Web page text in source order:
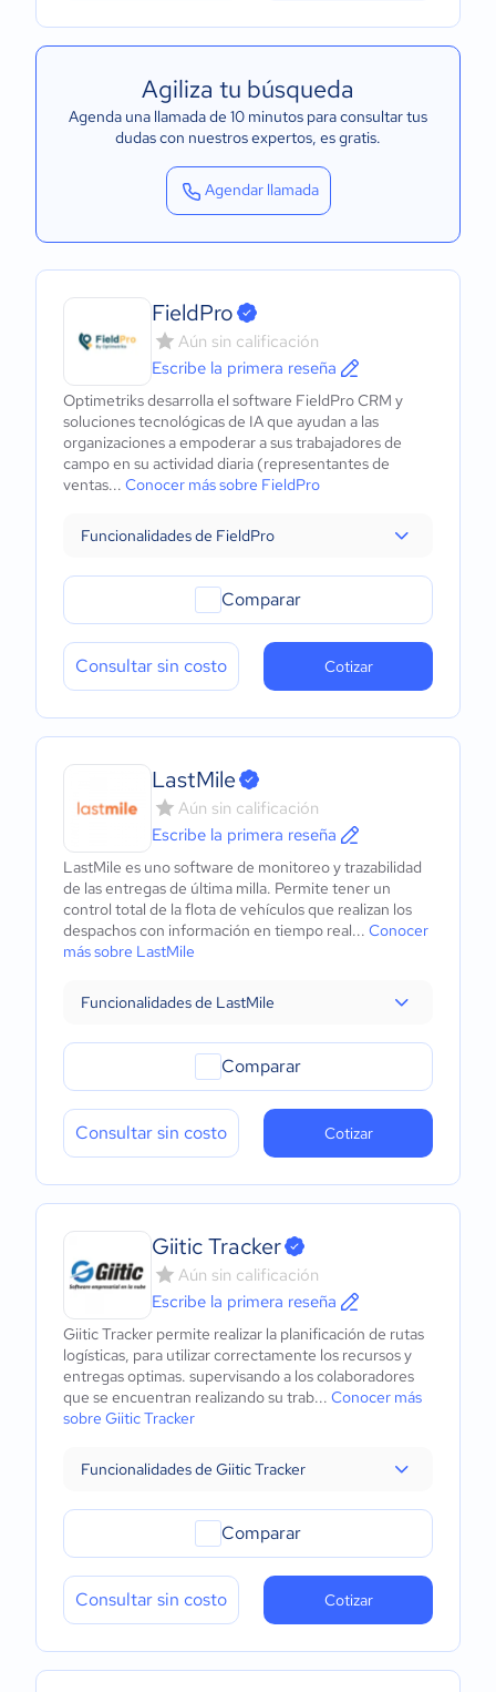
Agiliza tu búsqueda
Agenda una llamada de 10 minutos para consultar tus
dudas con nuestros expertos, es gratis.
Agendar llamada
FieldPro
Aún sin calificación
Escribe la primera reseña
Optimetriks desarrolla el software FieldPro CRM y
soluciones tecnológicas de IA que ayudan a las
organizaciones a empoderar a sus trabajadores de
campo en su actividad diaria (representantes de
ventas... Conocer más sobre FieldPro
Funcionalidades de FieldPro
Comparar
Consultar sin costo Cotizar
LastMile
Aún sin calificación
Escribe la primera reseña
LastMile es uno software de monitoreo y trazabilidad
de las entregas de última milla. Permite tener un
control total de la flota de vehículos que realizan los
despachos con información en tiempo real... Conocer
más sobre LastMile
Funcionalidades de LastMile
Comparar
Consultar sin costo Cotizar
Giitic Tracker
Aún sin calificación
Escribe la primera reseña
Giitic Tracker permite realizar la planificación de rutas
logísticas, para utilizar correctamente los recursos y
entregas optimas. supervisando a los colaboradores
que se encuentran realizando su trab... Conocer más
sobre Giitic Tracker
Funcionalidades de Giitic Tracker
Comparar
Consultar sin costo Cotizar